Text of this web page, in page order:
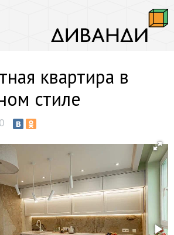
квартира в
стиле